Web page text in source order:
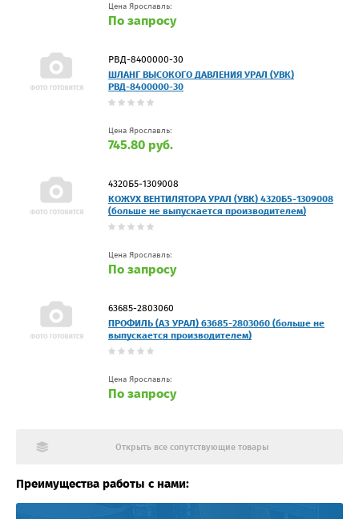
Цена Ярославль:
По запросу
РВД-8400000-30
ШЛАНГ ВЫСОКОГО ДАВЛЕНИЯ УРАЛ (УВК)
РВД-8400000-30
Цена Ярославль:
745.80 руб.
4320Б5-1309008
КОЖУХ ВЕНТИЛЯТОРА УРАЛ (УВК) 4320Б5-1309008
(больше не выпускается производителем)
Цена Ярославль:
По запросу
63685-2803060
ПРОФИЛЬ (АЗ УРАЛ) 63685-2803060 (больше не
выпускается производителем)
Цена Ярославль:
По запросу
Открыть все сопутствующие товары
Преимущества работы с нами: